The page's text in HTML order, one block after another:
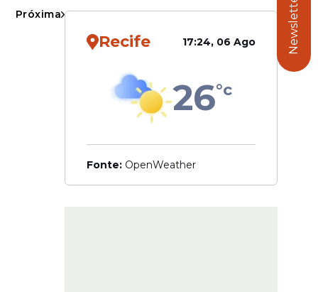
Próxima
Recife 17:24, 06 Ago
26°c
Fonte: OpenWeather
Newsletter